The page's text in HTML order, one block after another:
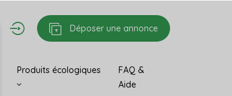
Déposer une annonce
Produits écologiques
FAQ &
Aide